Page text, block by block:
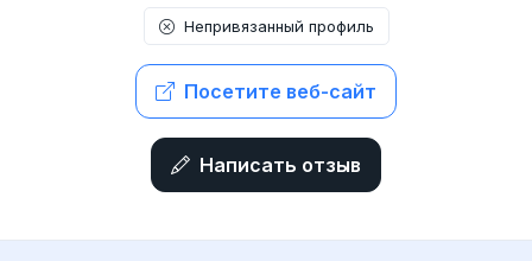
Непривязанный профиль
Посетите веб-сайт
Написать отзыв